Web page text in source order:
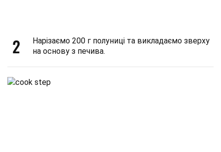
2
Нарізаємо 200 г полуниці та викладаємо зверху
на основу з печива.